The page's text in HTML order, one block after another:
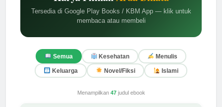
Tersedia di Google Play Books / KBM App — klik untuk
membaca atau membeli
Semua Kesehatan Menulis
Keluarga Novel/Fiksi Islami
Menampilkan 47judul ebook